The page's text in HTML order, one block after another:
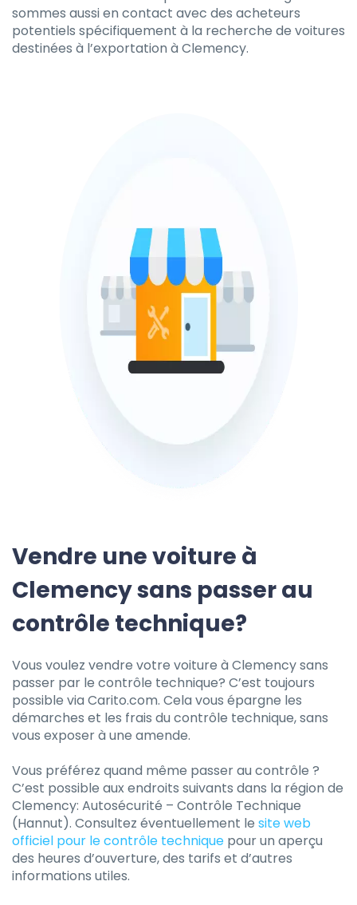
sommes aussi en contact avec des acheteurs
potentiels spécifiquement à la recherche de voitures
destinées à l’exportation à Clemency.
Vendre une voiture à
Clemency sans passer au
contrôle technique?
Vous voulez vendre votre voiture à Clemency sans
passer par le contrôle technique? C’est toujours
possible via Carito.com. Cela vous épargne les
démarches et les frais du contrôle technique, sans
vous exposer à une amende.
Vous préférez quand même passer au contrôle ?
C’est possible aux endroits suivants dans la région de
Clemency: Autosécurité – Contrôle Technique
(Hannut). Consultez éventuellement le site web
officiel pour le contrôle technique pour un aperçu
des heures d’ouverture, des tarifs et d’autres
informations utiles.